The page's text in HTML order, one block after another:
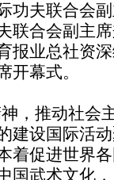
功夫联合会
联合会副主
报业总社资
开幕式。
，推动社会
建设国际活
着促进世界
国武术文化